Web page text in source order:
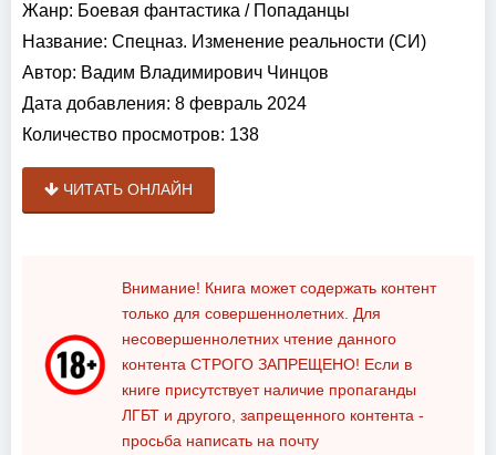
Жанр: Боевая фантастика / Попаданцы
Название: Спецназ. Изменение реальности (СИ)
Автор: Вадим Владимирович Чинцов
Дата добавления: 8 февраль 2024
Количество просмотров: 138
ЧИТАТЬ ОНЛАЙН
Внимание! Книга может содержать контент
только для совершеннолетних. Для
несовершеннолетних чтение данного
контента СТРОГО ЗАПРЕЩЕНО! Если в
книге присутствует наличие пропаганды
ЛГБТ и другого, запрещенного контента -
просьба написать на почту